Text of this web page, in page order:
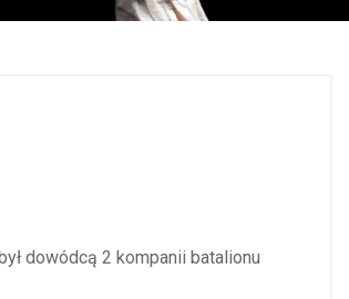
dowódcą 2 kompanii batalionu